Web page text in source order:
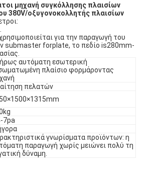
μηχανή συγκόλλησης πλαισίων
380V/οξυγονοκολλητής πλαισίων
για την παραγωγή του
submaster forplate, το πεδίο is280mm-
αυτόματη εσωτερική
πλαίσιο φορμάροντας
πελατών
7pa
γνωρίσματα προϊόντων: η
παραγωγή χωρίς μειώνει πολύ τη
δύναμη.